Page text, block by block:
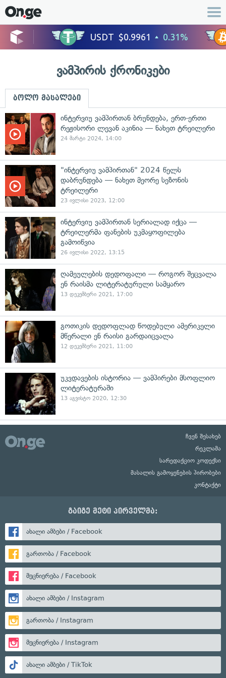
ვამპირის ქრონიკები
ბოლო მასალები
ინტერვიუ ვამპირთან ბრუნდება, ერთ-ერთი
რეჟისორი ლევან აკინია — ნახეთ ტრეილერი
24 მარტი 2024, 14:00
"ინტერვიუ ვამპირთან" 2024 წელს
დაბრუნდება — ნახეთ მეორე სეზონის
ტრეილერი
23 ივლისი 2023, 12:00
ინტერვიუ ვამპირთან სერიალად იქცა —
ტრეილერმა ფანების უკმაყოფილება
გამოიწვია
26 ივლისი 2022, 13:15
ღამეულების დედოფალი — როგორ შეცვალა
ენ რაისმა ლიტერატურული სამყარო
13 დეკემბერი 2021, 17:00
გოთიკის დედოფლად წოდებული ამერიკელი
მწერალი ენ რაისი გარდაიცვალა
12 დეკემბერი 2021, 11:00
უკვდავების ისტორია — ვამპირები მსოფლიო
ლიტერატურაში
13 აგვისტო 2020, 12:30
ჩვენ შესახებ
რეკლამა
სარედაქციო კოდექსი
მასალის გამოყენების პირობები
კონტაქტი
გაიგე მეტი პირველმა:
ახალი ამბები / Facebook
გართობა / Facebook
მეცნიერება / Facebook
ახალი ამბები / Instagram
გართობა / Instagram
მეცნიერება / Instagram
ახალი ამბები / TikTok